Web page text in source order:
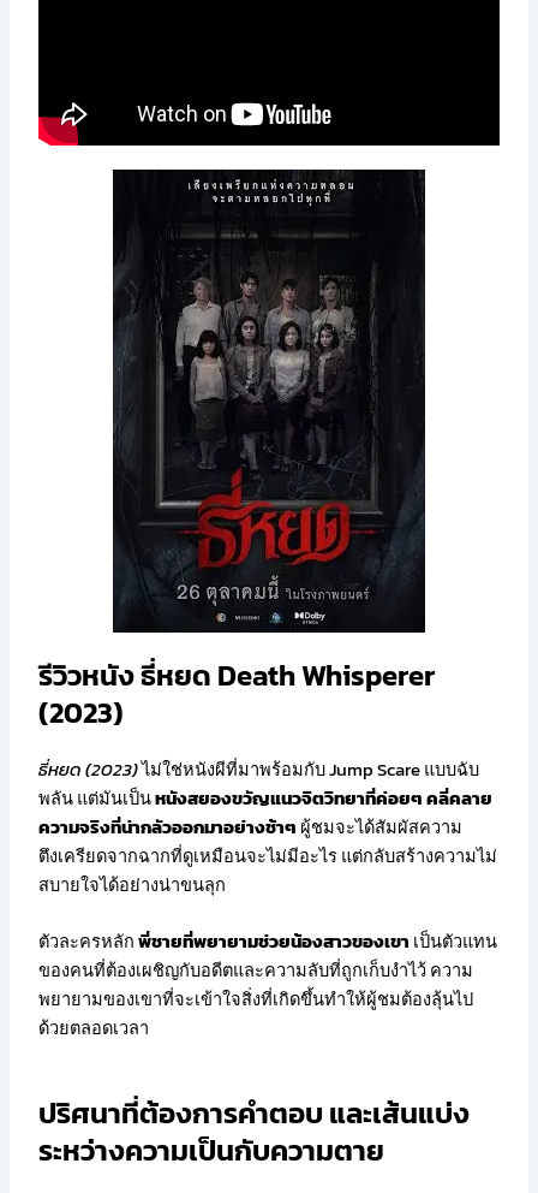
รีวิวหนัง ธี่หยด Death Whisperer
(2023)
ธี่หยด (2023)ไม่ใช่หนังผีที่มาพร้อมกับ Jump Scare แบบฉับ
พลัน แต่มันเป็นหนังสยองขวัญแนวจิตวิทยาที่ค่อยๆ คลี่คลาย
ความจริงที่น่ากลัวออกมาอย่างช้าๆ ผู้ชมจะได้สัมผัสความ
ตึงเครียดจากฉากที่ดูเหมือนจะไม่มีอะไร แต่กลับสร้างความไม่
สบายใจได้อย่างน่าขนลุก
ตัวละครหลักพี่ชายที่พยายามช่วยน้องสาวของเขา เป็นตัวแทน
ของคนที่ต้องเผชิญกับอดีตและความลับที่ถูกเก็บงำไว้ ความ
พยายามของเขาที่จะเข้าใจสิ่งที่เกิดขึ้นทำให้ผู้ชมต้องลุ้นไป
ด้วยตลอดเวลา
ปริศนาที่ต้องการคำตอบ และเส้นแบ่ง
ระหว่างความเป็นกับความตาย